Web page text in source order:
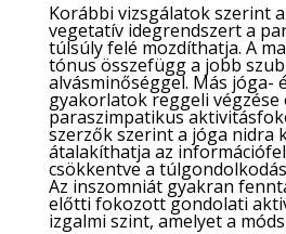
Korábbi vizsgálatok szerint
vegetatív idegrendszert a
túlsúly felé mozdíthatja. A
tónus összefügg a jobb
alvásminőséggel. Más jóga-
gyakorlatok reggeli végzése
paraszimpatikus
szerzők szerint a jóga nidra
átalakíthatja az
csökkentve a
Az inszomniát gyakran
előtti fokozott gondolati
izgalmi szint, amelyet a